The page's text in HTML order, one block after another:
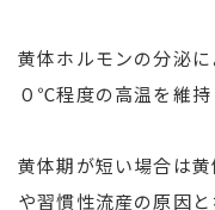
黄体ホルモンの分泌
０℃程度の高温を維持
黄体期が短い場合は
や習慣性流産の原因と